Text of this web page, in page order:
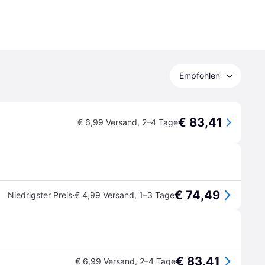
Empfohlen
€ 6,99 Versand, 2–4 Tage€ 83,41
Niedrigster Preis·€ 4,99 Versand, 1–3 Tage€ 74,49
€ 6,99 Versand, 2–4 Tage€ 83,41